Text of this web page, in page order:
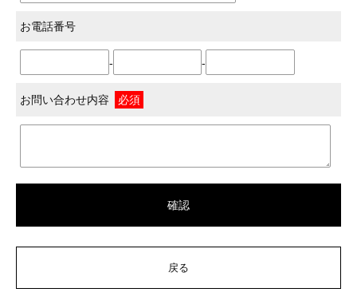
お電話番号
- -
お問い合わせ内容 必須